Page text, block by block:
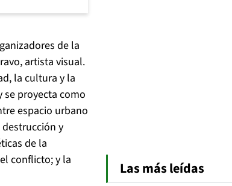
de la
artista visual.
la cultura y la
se proyecta como
espacio urbano
y
de la
conflicto; y la
Las más leídas